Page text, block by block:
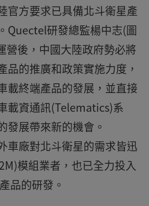
官方要求已具備北斗衛星產
Quectel研發總監楊中志(圖
營後，中國大陸政府勢必將
品的推廣和政策實施力度，
載終端產品的發展，並直接
載資通訊(Telematics)系
發展帶來新的機會。
車廠對北斗衛星的需求皆迅
模組業者，也已全力投入
品的研發。